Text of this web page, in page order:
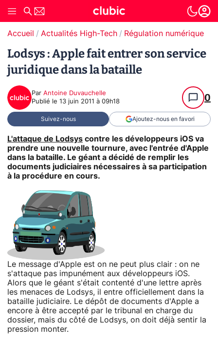
Accueil Actualités High-Tech Régulation numérique
Lodsys : Apple fait entrer son service
juridique dans la bataille
Par Antoine Duvauchelle
Publié le 13 juin 2011 à 09h18 0
Suivez-nous Ajoutez-nous en favori
L'attaque de Lodsys contre les développeurs iOS va
prendre une nouvelle tournure, avec l'entrée d'Apple
dans la bataille. Le géant a décidé de remplir les
documents judiciaires nécessaires à sa participation
à la procédure en cours.
Le message d'Apple est on ne peut plus clair : on ne
s'attaque pas impunément aux développeurs iOS.
Alors que le géant s'était contenté d'une lettre après
les menaces de Lodsys, il entre officiellement dans la
bataille judiciaire. Le dépôt de documents d'Apple a
encore à être accepté par le tribunal en charge du
dossier, mais du côté de Lodsys, on doit déjà sentir la
pression monter.